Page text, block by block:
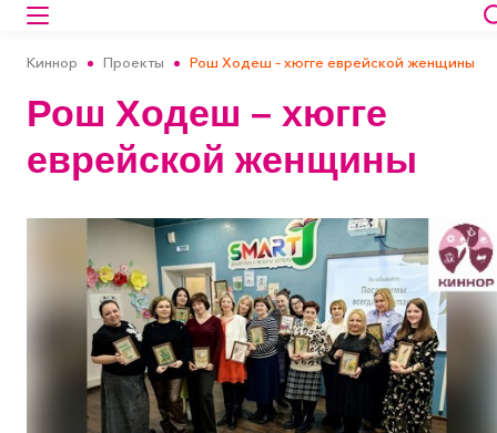
Киннор Проекты Рош Ходеш – хюгге еврейской женщины
Рош Ходеш – хюгге
еврейской женщины